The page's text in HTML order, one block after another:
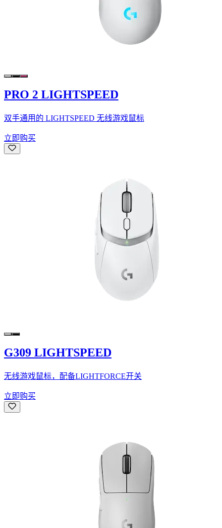
PRO 2 LIGHTSPEED
双手通用的 LIGHTSPEED 无线游戏鼠标
立即购买
G309 LIGHTSPEED
无线游戏鼠标，配备LIGHTFORCE开关
立即购买